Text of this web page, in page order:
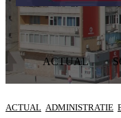
ACTUAL
ACTUAL ADMINISTRATIE